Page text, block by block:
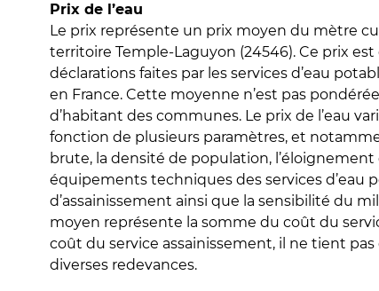
Prix de l’eau
Le prix représente un prix moyen du mètre
territoire Temple-Laguyon (24546). Ce prix
déclarations faites par les services d’eau
en France. Cette moyenne n’est pas
d’habitant des communes. Le prix de l’eau
fonction de plusieurs paramètres, et
brute, la densité de population, l’éloignement
équipements techniques des services d’eau
d’assainissement ainsi que la sensibilité du
moyen représente la somme du coût du
coût du service assainissement, il ne tient
diverses redevances.